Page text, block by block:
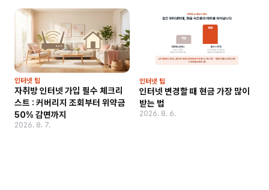
인터넷 팁
자취방 인터넷 가입 필수 체크리
스트 : 커버리지 조회부터 위약금
50% 감면까지
2026. 8. 7.
인터넷 팁
인터넷 변경할 때 현금 가장 많이
받는 법
2026. 8. 6.